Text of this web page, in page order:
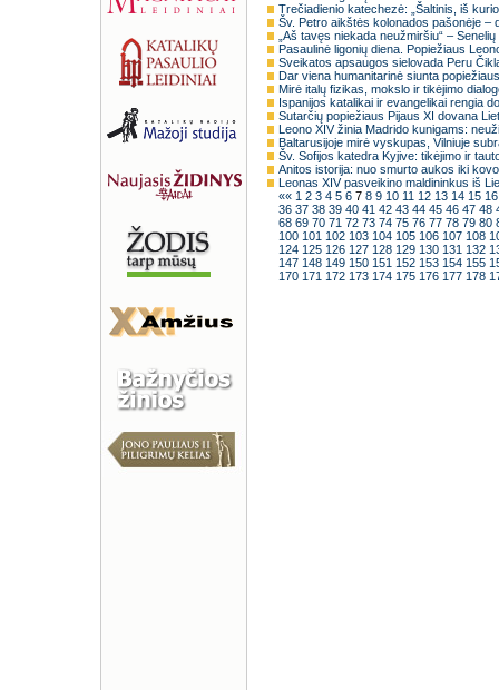
Trečiadienio katechezė: „Šaltinis, iš
Šv. Petro aikštės kolonados pašonėje –
„Aš tavęs niekada neužmiršiu“ –
Pasaulinė ligonių diena. Popiežiaus
Sveikatos apsaugos sielovada Peru
Dar viena humanitarinė siunta
Mirė italų fizikas, mokslo ir tikėjimo
Ispanijos katalikai ir evangelikai rengia
Sutarčių popiežiaus Pijaus XI dovana
Leono XIV žinia Madrido kunigams:
Baltarusijoje mirė vyskupas, Vilniuje
Šv. Sofijos katedra Kyjive: tikėjimo ir
Anitos istorija: nuo smurto aukos iki
Leonas XIV pasveikino maldininkus iš
«« 1 2 3 4 5 6 7 8 9 10 11 12 13 14 15
36 37 38 39 40 41 42 43 44 45 46 47 48
68 69 70 71 72 73 74 75 76 77 78 79 80
100 101 102 103 104 105 106 107 108
124 125 126 127 128 129 130 131 132
147 148 149 150 151 152 153 154 155
170 171 172 173 174 175 176 177 178